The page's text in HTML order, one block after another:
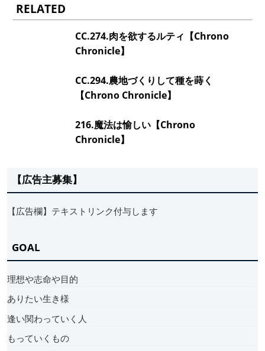
RELATED
CC.274.肉を欲するルティ【Chrono
Chronicle】
CC.294.農地づくりして種を蒔く
【Chrono Chronicle】
216.魔法は愉しい【Chrono
Chronicle】
【広告主募集】
【広告欄】テキストリンク付与します
GOAL
理想や志命や目的
ありたい生き様
逢い関わっていく人
もっていくもの